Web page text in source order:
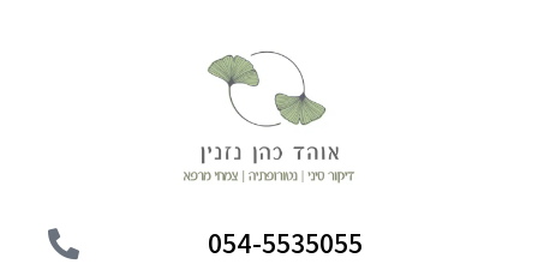
054-5535055